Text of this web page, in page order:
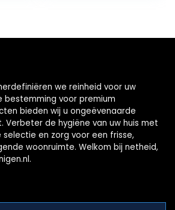
we reinheid voor uw
bestemming voor premium
bieden wij u ongeëvenaarde
Verbeter de hygiëne van uw huis met
en zorg voor een frisse,
woonruimte. Welkom bij netheid,